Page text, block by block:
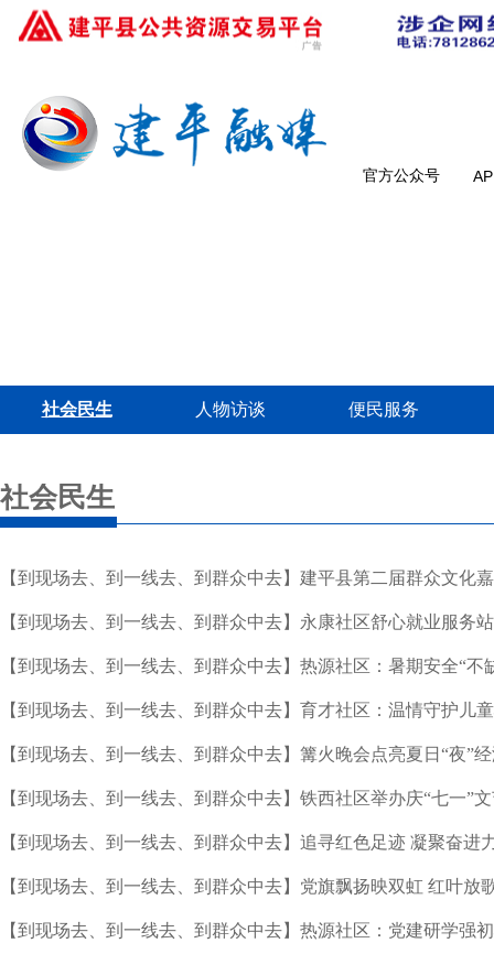
官方公众号
【到现场去、到一线去、到群众中去】建平县第二届群众文化
【到现场去、到一线去、到群众中去】永康社区舒心就业服务
【到现场去、到一线去、到群众中去】热源社区：暑期安全“不
【到现场去、到一线去、到群众中去】育才社区：温情守护儿
【到现场去、到一线去、到群众中去】篝火晚会点亮夏日“夜”
【到现场去、到一线去、到群众中去】铁西社区举办庆“七一”
【到现场去、到一线去、到群众中去】追寻红色足迹 凝聚奋进
【到现场去、到一线去、到群众中去】党旗飘扬映双虹 红叶放
【到现场去、到一线去、到群众中去】热源社区：党建研学强
社会民生
社会民生 人物访谈 便民服务